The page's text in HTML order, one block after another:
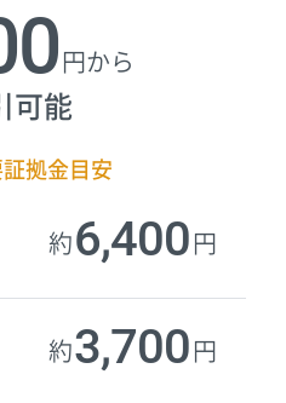
円から
可能
拠金目安
約6,400 円
約3,700 円